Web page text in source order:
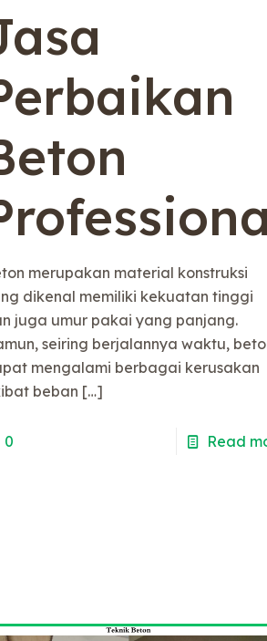
merupakan material konstruksi
dikenal memiliki kekuatan tinggi
juga umur pakai yang panjang.
seiring berjalannya waktu,
mengalami berbagai kerusakan
beban […]
0 Read